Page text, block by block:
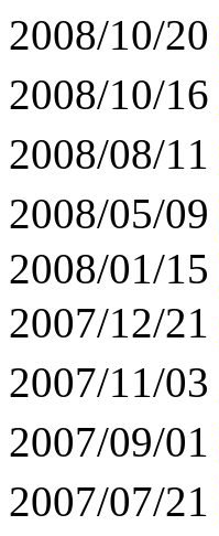
2008/10/20
2008/10/16
2008/08/11
2008/05/09
2008/01/15
2007/12/21
2007/11/03
2007/09/01
2007/07/21